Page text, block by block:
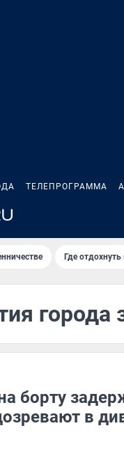
ТЕЛЕПРОГРАММА
Где
города
борту
в